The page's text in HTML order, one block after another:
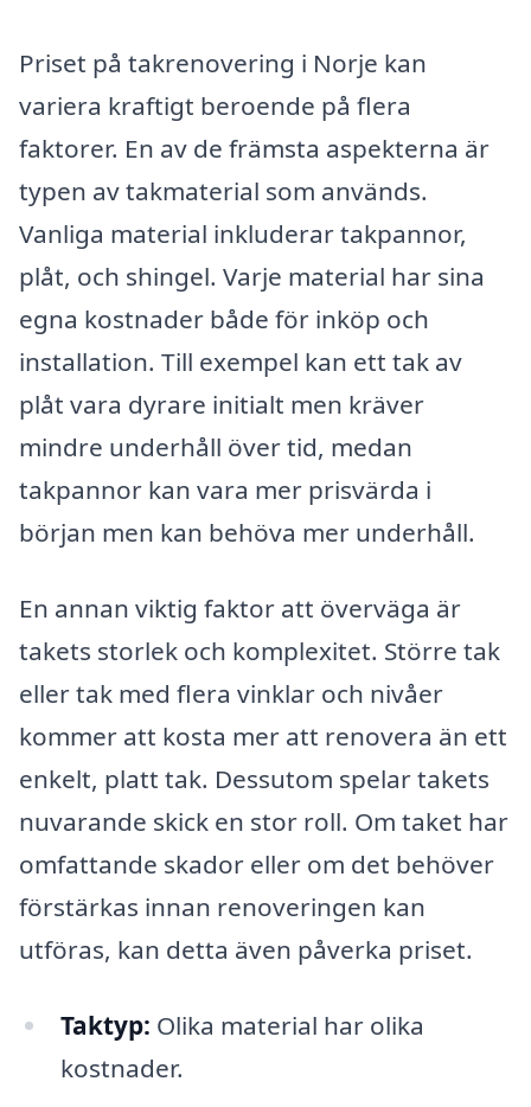
Priset på takrenovering i Norje kan
variera kraftigt beroende på flera
faktorer. En av de främsta aspekterna är
typen av takmaterial som används.
Vanliga material inkluderar takpannor,
plåt, och shingel. Varje material har sina
egna kostnader både för inköp och
installation. Till exempel kan ett tak av
plåt vara dyrare initialt men kräver
mindre underhåll över tid, medan
takpannor kan vara mer prisvärda i
början men kan behöva mer underhåll.
En annan viktig faktor att överväga är
takets storlek och komplexitet. Större tak
eller tak med flera vinklar och nivåer
kommer att kosta mer att renovera än ett
enkelt, platt tak. Dessutom spelar takets
nuvarande skick en stor roll. Om taket har
omfattande skador eller om det behöver
förstärkas innan renoveringen kan
utföras, kan detta även påverka priset.
Taktyp: Olika material har olika
kostnader.